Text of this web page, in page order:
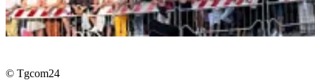
© Tgcom24